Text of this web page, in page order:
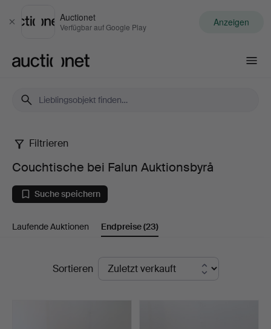
Schließen
Auctionet
Verfügbar auf Google Play Anzeigen
Couchtische
bei
Falun
Auktionsbyrå
Filtrieren
Couchtische bei Falun Auktionsbyrå
Suche speichern
Laufende Auktionen Endpreise(23)
EndpreiseSortieren